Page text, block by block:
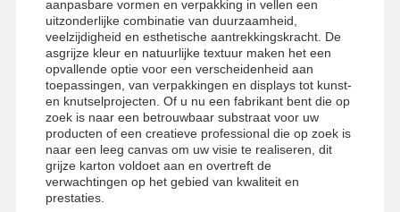
Duplexraad
Compensatiedocument
Het Document van de ivoorraad
Glanzend document
Kleurpapier
aanpasbare vormen en verpakking in vellen een
uitzonderlijke combinatie van duurzaamheid,
veelzijdigheid en esthetische aantrekkingskracht. De
asgrijze kleur en natuurlijke textuur maken het een
opvallende optie voor een verscheidenheid aan
toepassingen, van verpakkingen en displays tot kunst-
en knutselprojecten. Of u nu een fabrikant bent die op
zoek is naar een betrouwbaar substraat voor uw
producten of een creatieve professional die op zoek is
naar een leeg canvas om uw visie te realiseren, dit
grijze karton voldoet aan en overtreft de
verwachtingen op het gebied van kwaliteit en
prestaties.